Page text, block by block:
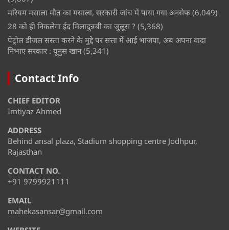
मरियम मसाला मौत का मसाला, सरकारी जांच में पाया गया अनसेफ (6,049)
28 को ही निकलेगा ईद मिलादुन्नबी का जुलूस ? (5,368)
पेट्रोल डीजल सस्ता करने के मुद्दे पर सत्ता में आई भाजपा, अब अपना वादा
निभाए सरकार : यूनुस खान (5,341)
Contact Info
CHIEF EDITOR
Imtiyaz Ahmed
ADDRESS
Behind ansal plaza, Stadium shopping centre Jodhpur,
Rajasthan
CONTACT NO.
+91 9799921111
EMAIL
mahekasansar@gmail.com